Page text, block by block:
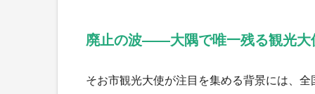
廃止の波――大隅で唯一残る観光大
そお市観光大使が注目を集める背景には、